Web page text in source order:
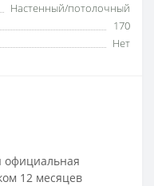
Настенный/потолочный
170
Нет
официальная
12 месяцев